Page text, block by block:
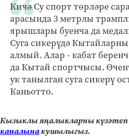
Кичә Су спорт төрләре
арасында 3 метрлы
ярышлары буенча да
Суга сикерүдә
алмый. Алар - кабат
да Кытай спортчысы.
ук танылган суга сикерү
Каньотто.
Кызыклы яңалыкларны күзәтеп
каналынакушылыгыз.